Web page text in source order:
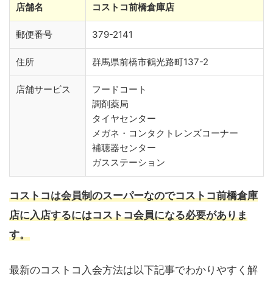
店舗名 コストコ前橋倉庫店
郵便番号 379-2141
住所 群馬県前橋市鶴光路町137-2
店舗サービス
フードコート
調剤薬局
タイヤセンター
メガネ・コンタクトレンズコーナー
補聴器センター
ガスステーション
コストコは会員制のスーパーなのでコストコ前橋倉庫
店に入店するにはコストコ会員になる必要がありま
す。
最新のコストコ入会方法は以下記事でわかりやすく解